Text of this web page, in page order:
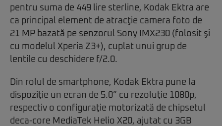
pentru suma de 449 lire sterline, Kodak Ektra are
ca principal element de atracţie camera foto de
21 MP bazată pe senzorul Sony IMX230 (folosit şi
cu modelul Xperia Z3+), cuplat unui grup de
lentile cu deschidere f/2.0.
Din rolul de smartphone, Kodak Ektra pune la
dispoziţie un ecran de 5.0” cu rezoluţie 1080p,
respectiv o configuraţie motorizată de chipsetul
deca-core MediaTek Helio X20, ajutat cu 3GB